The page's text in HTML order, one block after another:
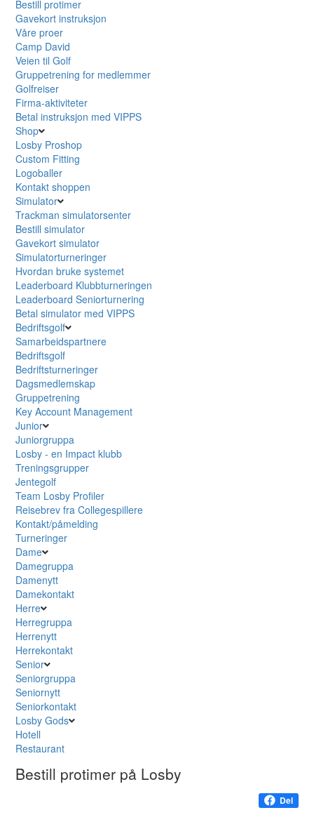
Bestill protimer
Gavekort instruksjon
Våre proer
Camp David
Veien til Golf
Gruppetrening for medlemmer
Golfreiser
Firma-aktiviteter
Betal instruksjon med VIPPS
Shop
Losby Proshop
Custom Fitting
Logoballer
Kontakt shoppen
Simulator
Trackman simulatorsenter
Bestill simulator
Gavekort simulator
Simulatorturneringer
Hvordan bruke systemet
Leaderboard Klubbturneringen
Leaderboard Seniorturnering
Betal simulator med VIPPS
Bedriftsgolf
Samarbeidspartnere
Bedriftsgolf
Bedriftsturneringer
Dagsmedlemskap
Gruppetrening
Key Account Management
Junior
Juniorgruppa
Losby - en Impact klubb
Treningsgrupper
Jentegolf
Team Losby Profiler
Reisebrev fra Collegespillere
Kontakt/påmelding
Turneringer
Dame
Damegruppa
Damenytt
Damekontakt
Herre
Herregruppa
Herrenytt
Herrekontakt
Senior
Seniorgruppa
Seniornytt
Seniorkontakt
Losby Gods
Hotell
Restaurant
Bestill protimer på Losby
Del